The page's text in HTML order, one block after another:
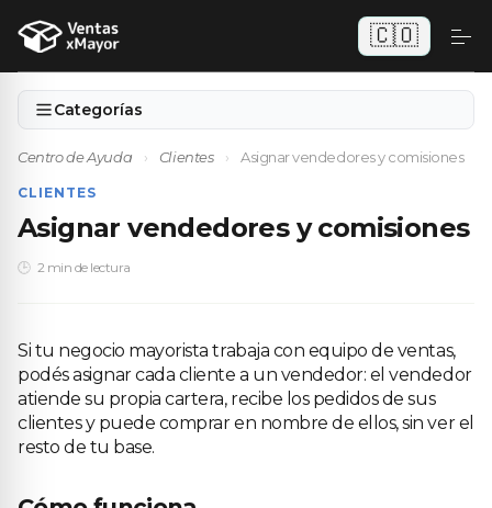
🇨🇴
Categorías
Centro de Ayuda › Clientes › Asignar vendedores y comisiones
CLIENTES
Asignar vendedores y comisiones
2 min de lectura
Si tu negocio mayorista trabaja con equipo de ventas,
podés asignar cada cliente a un vendedor: el vendedor
atiende su propia cartera, recibe los pedidos de sus
clientes y puede comprar en nombre de ellos, sin ver el
resto de tu base.